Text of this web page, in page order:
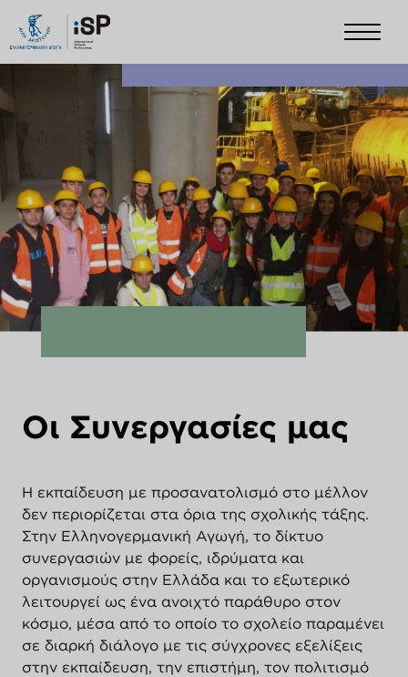
Οι Συνεργασίες μας
Η εκπαίδευση με προσανατολισμό στο μέλλον
δεν περιορίζεται στα όρια της σχολικής τάξης.
Στην Ελληνογερμανική Αγωγή, το δίκτυο
συνεργασιών με φορείς, ιδρύματα και
οργανισμούς στην Ελλάδα και το εξωτερικό
λειτουργεί ως ένα ανοιχτό παράθυρο στον
κόσμο, μέσα από το οποίο το σχολείο παραμένει
σε διαρκή διάλογο με τις σύγχρονες εξελίξεις
στην εκπαίδευση, την επιστήμη, τον πολιτισμό